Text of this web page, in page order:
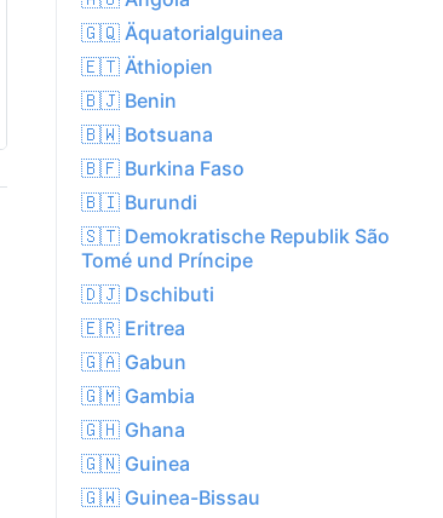
🇬🇶 Äquatorialguinea
🇪🇹 Äthiopien
🇧🇯 Benin
🇧🇼 Botsuana
🇧🇫 Burkina Faso
🇧🇮 Burundi
🇸🇹 Demokratische Republik São
Tomé und Príncipe
🇩🇯 Dschibuti
🇪🇷 Eritrea
🇬🇦 Gabun
🇬🇲 Gambia
🇬🇭 Ghana
🇬🇳 Guinea
🇬🇼 Guinea-Bissau